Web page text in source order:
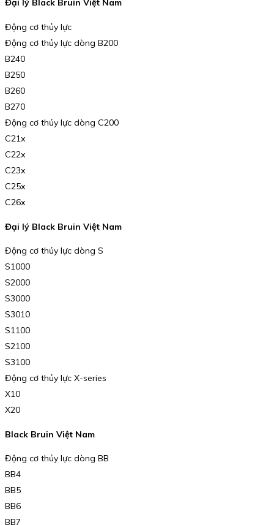
Đại lý Black Bruin Việt Nam
Động cơ thủy lực
Động cơ thủy lực dòng B200
B240
B250
B260
B270
Động cơ thủy lực dòng C200
C21x
C22x
C23x
C25x
C26x
Đại lý Black Bruin Việt Nam
Động cơ thủy lực dòng S
S1000
S2000
S3000
S3010
S1100
S2100
S3100
Động cơ thủy lực X-series
X10
X20
Black Bruin Việt Nam
Động cơ thủy lực dòng BB
BB4
BB5
BB6
BB7